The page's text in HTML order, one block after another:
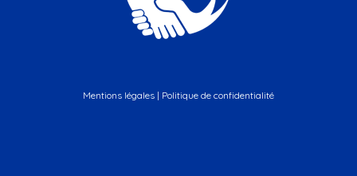
Mentions légales | Politique de confidentialité